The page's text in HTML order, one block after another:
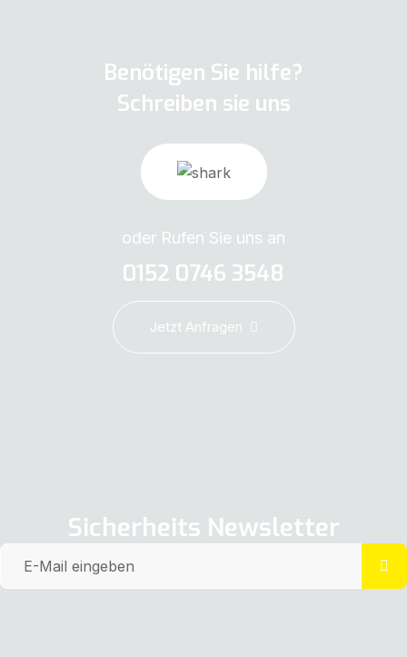
Benötigen Sie hilfe?
Schreiben sie uns
oder Rufen Sie uns an
0152 0746 3548
Jetzt Anfragen
Sicherheits Newsletter